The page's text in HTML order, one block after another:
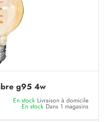
g95 4w
En stock Livraison à domicile
En stock Dans 1 magasins